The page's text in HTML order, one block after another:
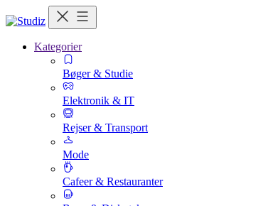
Kategorier
Bøger & Studie
Elektronik & IT
Rejser & Transport
Mode
Cafeer & Restauranter